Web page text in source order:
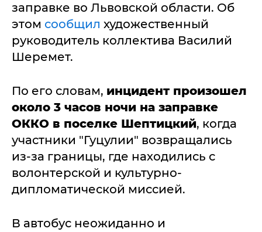
заправке во Львовской области. Об
этом сообщил художественный
руководитель коллектива Василий
Шеремет.
По его словам, инцидент произошел
около 3 часов ночи на заправке
ОККО в поселке Шептицкий, когда
участники "Гуцулии" возвращались
из-за границы, где находились с
волонтерской и культурно-
дипломатической миссией.
В автобус неожиданно и